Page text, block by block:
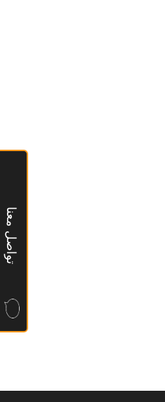
تواصل معنا